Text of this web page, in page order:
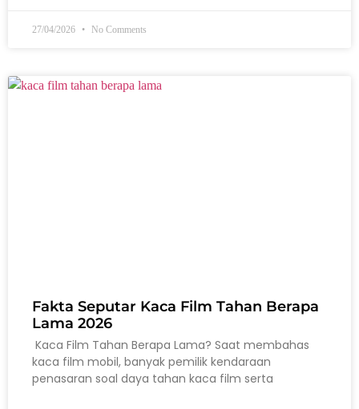
27/04/2026 No Comments
Fakta Seputar Kaca Film Tahan Berapa
Lama 2026
Kaca Film Tahan Berapa Lama? Saat membahas
kaca film mobil, banyak pemilik kendaraan
penasaran soal daya tahan kaca film serta